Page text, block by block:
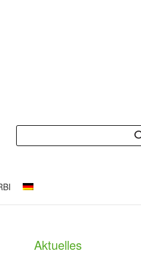
Aktuelles